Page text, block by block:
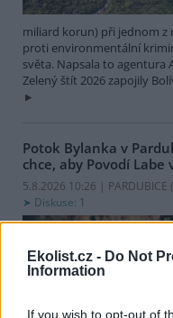
Ekolist.cz - Do Not
Information
If you wish to opt-out of
miliard korun) při jednom z
proti environmentální
světa. Napsala to agentura
Zelený štít 2026 zapojily
Potok Bylanka v
chce, aby Povodí
5.8.2026 10:26 | PARDUBICE (
Diskuse: 1